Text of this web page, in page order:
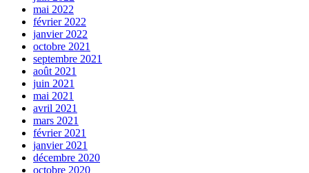
mai 2022
février 2022
janvier 2022
octobre 2021
septembre 2021
août 2021
juin 2021
mai 2021
avril 2021
mars 2021
février 2021
janvier 2021
décembre 2020
octobre 2020